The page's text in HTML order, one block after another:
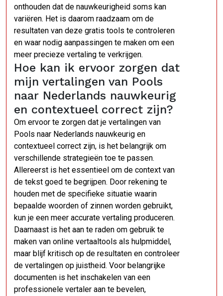
onthouden dat de nauwkeurigheid soms kan
variëren. Het is daarom raadzaam om de
resultaten van deze gratis tools te controleren
en waar nodig aanpassingen te maken om een
meer precieze vertaling te verkrijgen.
Hoe kan ik ervoor zorgen dat
mijn vertalingen van Pools
naar Nederlands nauwkeurig
en contextueel correct zijn?
Om ervoor te zorgen dat je vertalingen van
Pools naar Nederlands nauwkeurig en
contextueel correct zijn, is het belangrijk om
verschillende strategieën toe te passen.
Allereerst is het essentieel om de context van
de tekst goed te begrijpen. Door rekening te
houden met de specifieke situatie waarin
bepaalde woorden of zinnen worden gebruikt,
kun je een meer accurate vertaling produceren.
Daarnaast is het aan te raden om gebruik te
maken van online vertaaltools als hulpmiddel,
maar blijf kritisch op de resultaten en controleer
de vertalingen op juistheid. Voor belangrijke
documenten is het inschakelen van een
professionele vertaler aan te bevelen,